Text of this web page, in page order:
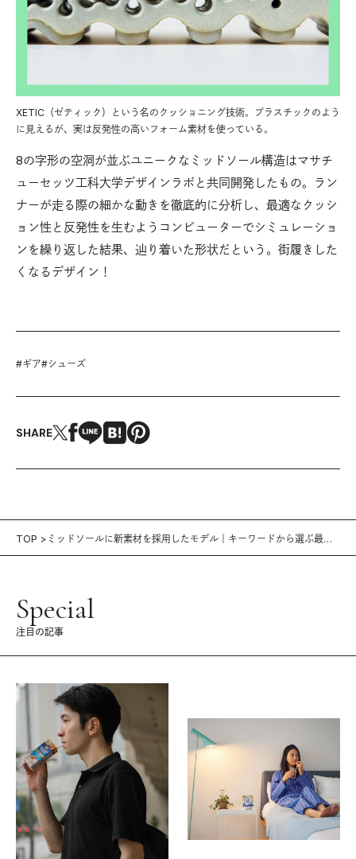
XETIC（ゼティック）という名のクッショニング技術。プラスチックのよう
に見えるが、実は反発性の高いフォーム素材を使っている。
8の字形の空洞が並ぶユニークなミッドソール構造はマサチ
ューセッツ工科大学デザインラボと共同開発したもの。ラン
ナーが走る際の細かな動きを徹底的に分析し、最適なクッシ
ョン性と反発性を生むようコンピューターでシミュレーショ
ンを繰り返した結果、辿り着いた形状だという。街履きした
くなるデザイン！
#ギア#シューズ
SHARE
TOP
ミッドソールに新素材を採用したモデル｜キーワードから選ぶ最新
Special
注目の記事